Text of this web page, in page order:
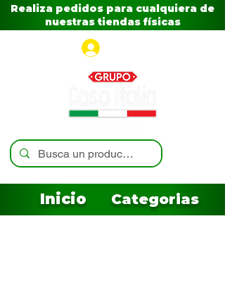
Realiza pedidos para cualquiera de
nuestras tiendas físicas
Inicio Categorias